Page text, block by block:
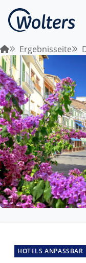
Ergebnisseite
HOTELS ANPASSBAR